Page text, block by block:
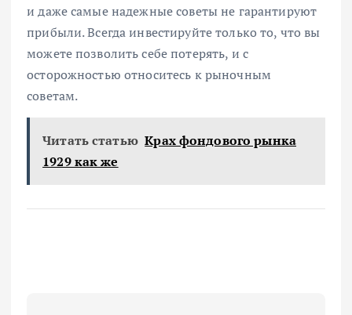
и даже самые надежные советы не гарантируют
прибыли. Всегда инвестируйте только то, что вы
можете позволить себе потерять, и с
осторожностью относитесь к рыночным
советам.
Читать статью Крах фондового рынка
1929 как же